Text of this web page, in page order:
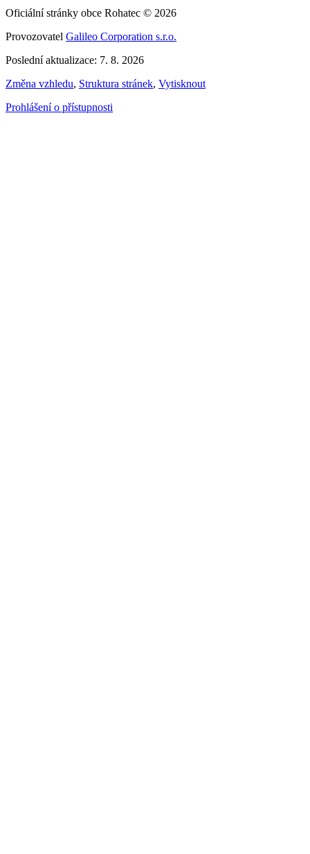
Oficiální stránky obce Rohatec © 2026
Provozovatel Galileo Corporation s.r.o.
Poslední aktualizace: 7. 8. 2026
Změna vzhledu, Struktura stránek, Vytisknout
Prohlášení o přístupnosti